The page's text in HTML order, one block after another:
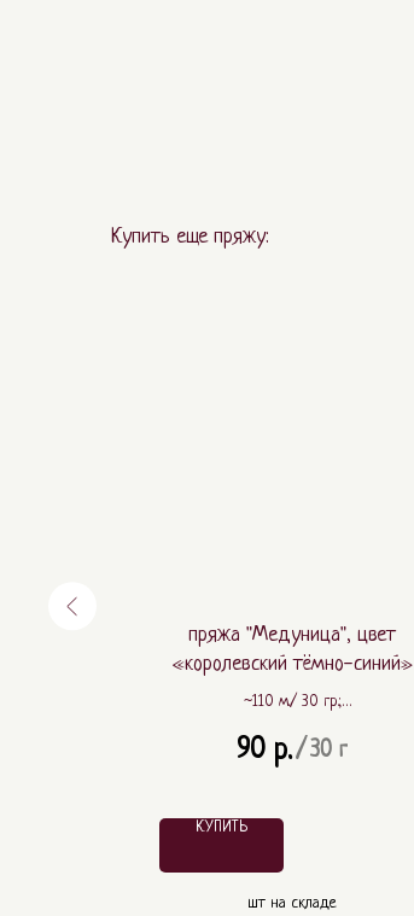
Купить еще пряжу:
пряжа "Медуница", цвет
«королевский тёмно-синий»
~110 м./ 30 гр.;
90 р./30 г
КУПИТЬ